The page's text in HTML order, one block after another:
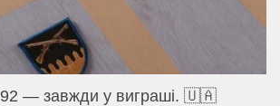
— завжди у виграші. 🇺🇦